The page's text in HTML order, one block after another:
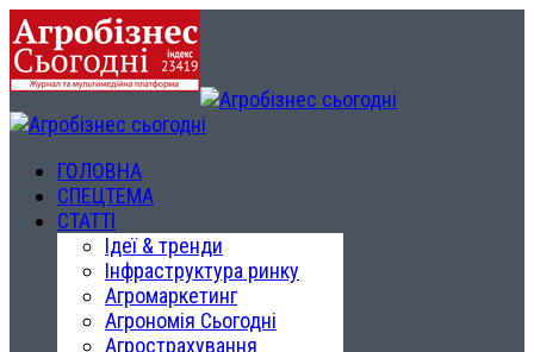
ГОЛОВНА
СПЕЦТЕМА
СТАТТІ
Ідеї & тренди
Інфраструктура ринку
Агромаркетинг
Агрономія Сьогодні
Агрострахування